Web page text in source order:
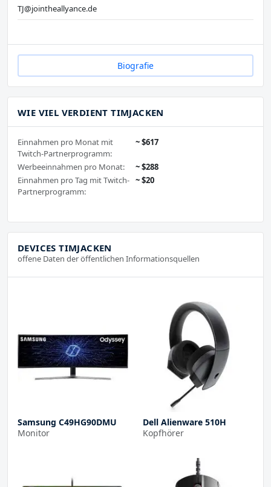
TJ@jointheallyance.de
Biografie
WIE VIEL VERDIENT TIMJACKEN
Einnahmen pro Monat mit
Twitch-Partnerprogramm:
~ $617
Werbeeinnahmen pro Monat:
~ $288
Einnahmen pro Tag mit Twitch-
Partnerprogramm:
~ $20
DEVICES TIMJACKEN
offene Daten der öffentlichen Informationsquellen
Samsung C49HG90DMU
Monitor
Dell Alienware 510H
Kopfhörer